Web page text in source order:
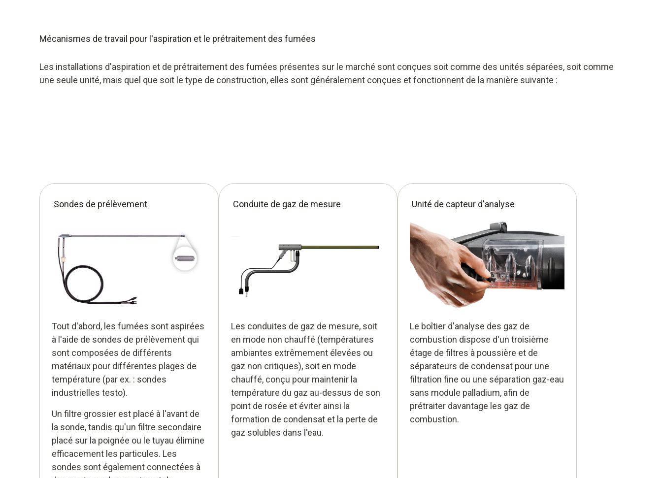
Mécanismes de travail pour l'aspiration et le prétraitement des fumées
Les installations d'aspiration et de prétraitement des fumées présentes sur le marché sont conçues soit comme des unités séparées, soit comme
une seule unité, mais quel que soit le type de construction, elles sont généralement conçues et fonctionnent de la manière suivante :
Sondes de prélèvement
Tout d'abord, les fumées sont aspirées
à l'aide de sondes de prélèvement qui
sont composées de différents
matériaux pour différentes plages de
température (par ex. : sondes
industrielles testo).
Un filtre grossier est placé à l'avant de
la sonde, tandis qu'un filtre secondaire
placé sur la poignée ou le tuyau élimine
efficacement les particules. Les
sondes sont également connectées à
Conduite de gaz de mesure
Les conduites de gaz de mesure, soit
en mode non chauffé (températures
ambiantes extrêmement élevées ou
gaz non critiques), soit en mode
chauffé, conçu pour maintenir la
température du gaz au-dessus de son
point de rosée et éviter ainsi la
formation de condensat et la perte de
gaz solubles dans l'eau.
Unité de capteur d'analyse
Le boîtier d'analyse des gaz de
combustion dispose d'un troisième
étage de filtres à poussière et de
séparateurs de condensat pour une
filtration fine ou une séparation gaz-eau
sans module palladium, afin de
prétraiter davantage les gaz de
combustion.